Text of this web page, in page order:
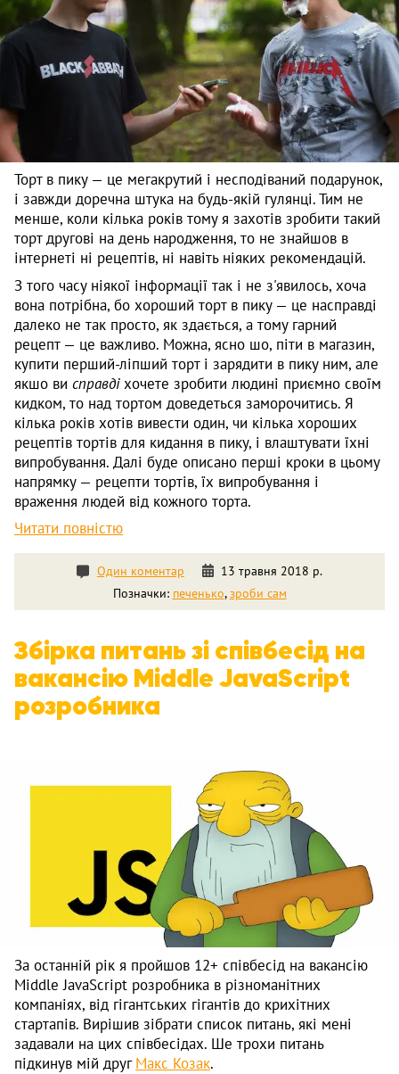
Торт в пику — це мегакрутий і несподіваний подарунок,
і завжди доречна штука на будь-якій гулянці. Тим не
менше, коли кілька років тому я захотів зробити такий
торт другові на день народження, то не знайшов в
інтернеті ні рецептів, ні навіть ніяких рекомендацій.
З того часу ніякої інформації так і не з'явилось, хоча
вона потрібна, бо хороший торт в пику — це насправді
далеко не так просто, як здається, а тому гарний
рецепт — це важливо. Можна, ясно шо, піти в магазин,
купити перший-ліпший торт і зарядити в пику ним, але
якшо ви справдіхочете зробити людині приємно своїм
кидком, то над тортом доведеться заморочитись. Я
кілька років хотів вивести один, чи кілька хороших
рецептів тортів для кидання в пику, і влаштувати їхні
випробування. Далі буде описано перші кроки в цьому
напрямку — рецепти тортів, їх випробування і
враження людей від кожного торта.
Читати повністю
Один коментар
13 травня 2018 р.
Позначки: печенько,зроби сам
Збірка питань зі співбесід на
вакансію Middle JavaScript
розробника
За останній рік я пройшов 12+ співбесід на вакансію
Middle JavaScript розробника в різноманітних
компаніях, від гігантських гігантів до крихітних
стартапів. Вирішив зібрати список питань, які мені
задавали на цих співбесідах. Ше трохи питань
підкинув мій другМакс Козак.